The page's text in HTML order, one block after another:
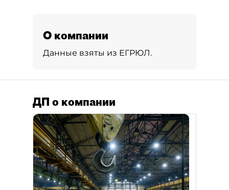
О компании
Данные взяты из ЕГРЮЛ.
ДП о компании